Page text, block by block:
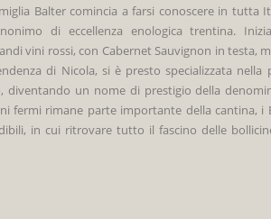
Balter comincia a farsi conoscere in tutta
di eccellenza enologica trentina.
vini rossi, con Cabernet Sauvignon in testa,
di Nicola, si è presto specializzata
diventando un nome di prestigio della
fermi rimane parte importante della cantina, i
in cui ritrovare tutto il fascino delle